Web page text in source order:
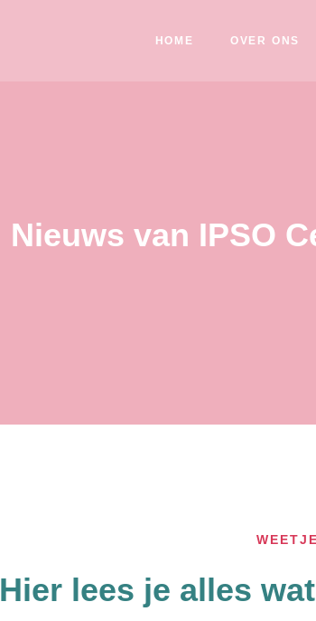
HOME OVER ONS
Nieuws van IPSO
Hier lees je alles